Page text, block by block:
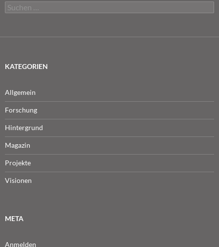
Suchen
nach:
KATEGORIEN
Allgemein
Forschung
Hintergrund
Magazin
Projekte
Visionen
META
Anmelden